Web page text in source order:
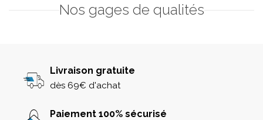
Nos gages de qualités
Livraison gratuite
dès 69€ d'achat
Paiement 100% sécurisé